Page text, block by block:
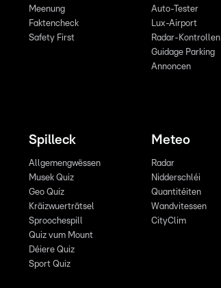
Meenung
Faktencheck
Safety First
Auto-Tester
Lux-Airport
Radar-Kontrollen
Guidage Parking
Annoncen
Spilleck
Allgemengwëssen
Musek Quiz
Geo Quiz
Kräizwuerträtsel
Sproochespill
Quiz vum Mount
Déiere Quiz
Sport Quiz
Meteo
Radar
Nidderschléi
Quantitéiten
Wandvitessen
CityClim